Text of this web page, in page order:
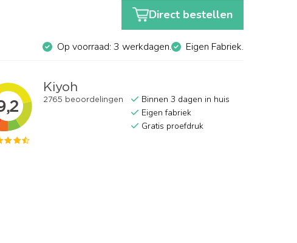
Direct bestellen
Op voorraad: 3 werkdagen. Eigen Fabriek.
Binnen 3 dagen in huis
Eigen fabriek
Gratis proefdruk